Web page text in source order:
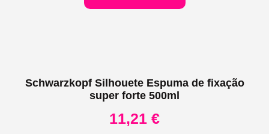
Schwarzkopf Silhouete Espuma de fixação
super forte 500ml
11,21 €